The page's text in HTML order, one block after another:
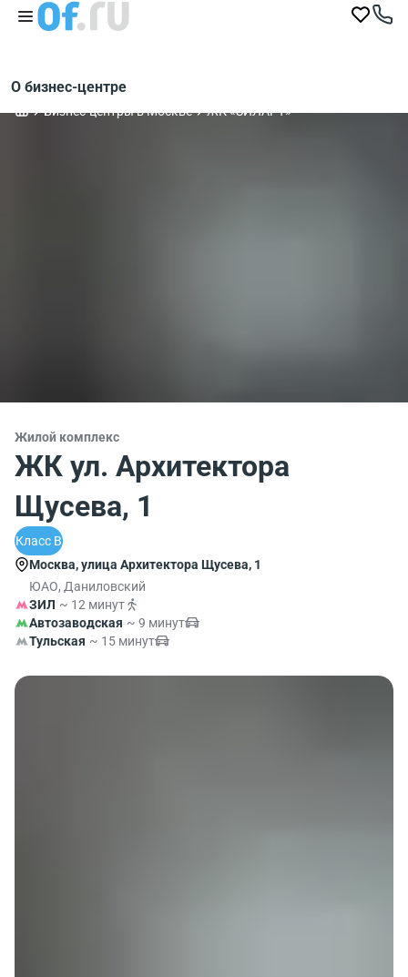
О бизнес-центре
Бизнес-центры в Москве ЖК «ЗИЛАРТ»
Жилой комплекс
ЖК ул. Архитектора
Щусева, 1
Класс B
Москва, улица Архитектора Щусева, 1
ЮАО, Даниловский
ЗИЛ ~ 12 минут
Автозаводская ~ 9 минут
Тульская ~ 15 минут